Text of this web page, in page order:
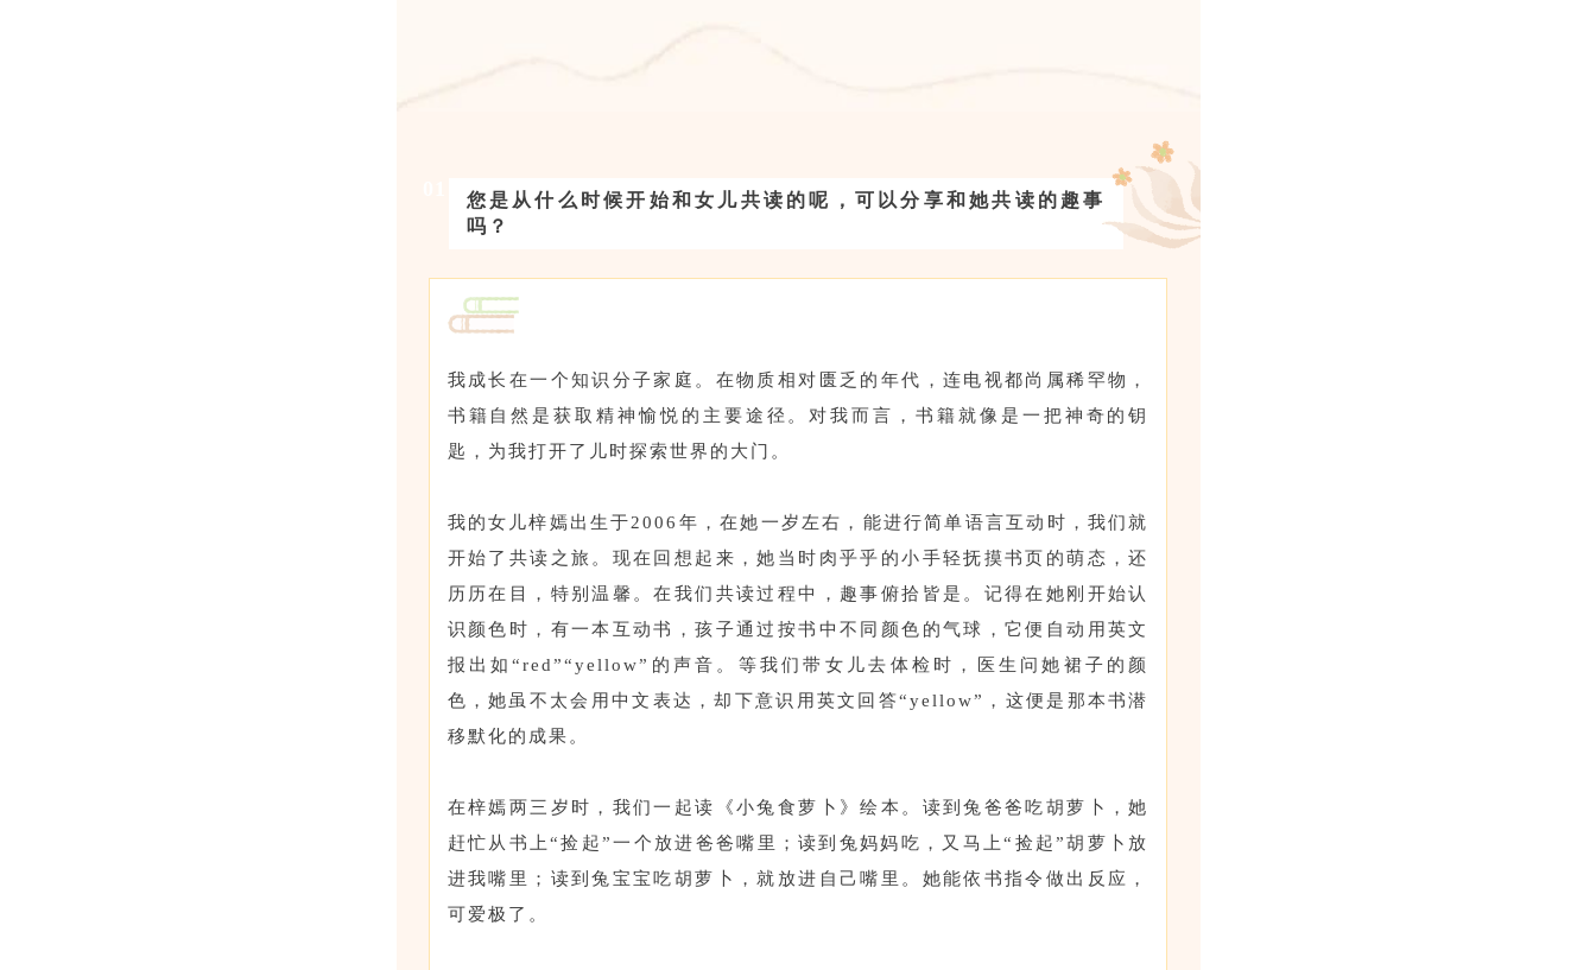
您是从什么时候开始和女儿共读的呢，可以分享和她共读的趣事
吗？
我成长在一个知识分子家庭。在物质相对匮乏的年代，连电视都尚属稀罕物，
书籍自然是获取精神愉悦的主要途径。对我而言，书籍就像是一把神奇的钥
匙，为我打开了儿时探索世界的大门。
我的女儿梓嫣出生于2006年，在她一岁左右，能进行简单语言互动时，我们就
开始了共读之旅。现在回想起来，她当时肉乎乎的小手轻抚摸书页的萌态，还
历历在目，特别温馨。在我们共读过程中，趣事俯拾皆是。记得在她刚开始认
识颜色时，有一本互动书，孩子通过按书中不同颜色的气球，它便自动用英文
报出如“red”“yellow”的声音。等我们带女儿去体检时，医生问她裙子的颜
色，她虽不太会用中文表达，却下意识用英文回答“yellow”，这便是那本书潜
移默化的成果。
在梓嫣两三岁时，我们一起读《小兔食萝卜》绘本。读到兔爸爸吃胡萝卜，她
赶忙从书上“捡起”一个放进爸爸嘴里；读到兔妈妈吃，又马上“捡起”胡萝卜放
进我嘴里；读到兔宝宝吃胡萝卜，就放进自己嘴里。她能依书指令做出反应，
可爱极了。